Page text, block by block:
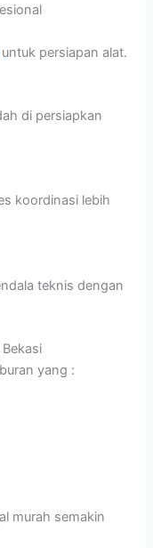
untuk persiapan alat.
di persiapkan
koordinasi lebih
teknis dengan
yang :
murah semakin